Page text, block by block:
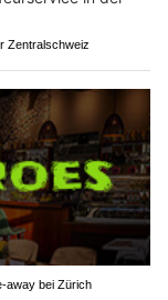
Zentralschweiz
away bei Zürich